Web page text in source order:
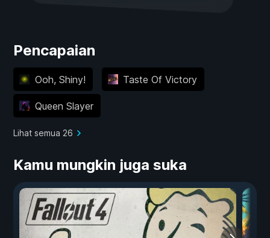
Pencapaian
Ooh, Shiny! Taste Of Victory
Queen Slayer
Lihat semua 26
Kamu mungkin juga suka